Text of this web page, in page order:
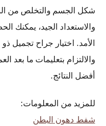
شكل الجسم والتخلص من
والاستعداد الجيد، يمكنك
الأمد. اختيار جراح تجميل
والالتزام بتعليمات ما بعد
أفضل النتائج.
للمزيد من المعلومات:
شفط دهون البطن